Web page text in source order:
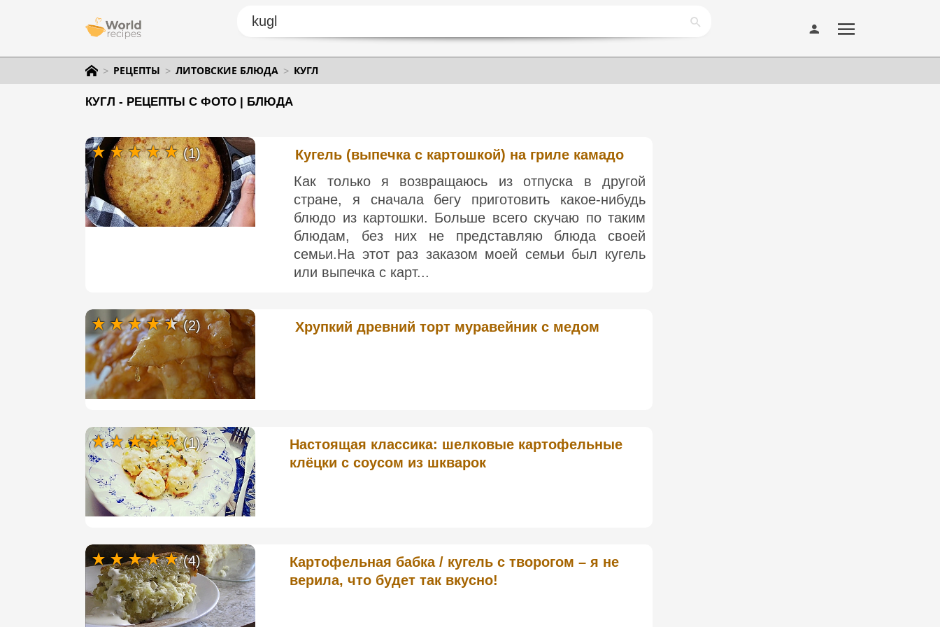
РЕЦЕПТЫ ЛИТОВСКИЕ БЛЮДА КУГЛ
КУГЛ - РЕЦЕПТЫ С ФОТО | БЛЮДА
Кугель (выпечка с картошкой) на гриле камадо
Как только я возвращаюсь из отпуска в другой
стране, я сначала бегу приготовить какое-нибудь
блюдо из картошки. Больше всего скучаю по таким
блюдам, без них не представляю блюда своей
семьи.На этот раз заказом моей семьи был кугель
или выпечка с карт...
(1)
Хрупкий древний торт муравейник с медом
(2)
Настоящая классика: шелковые картофельные
клёцки с соусом из шкварок
(1)
Картофельная бабка / кугель с творогом – я не
верила, что будет так вкусно!
(4)